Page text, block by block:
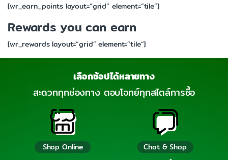
[wr_earn_points layout=”grid” element=”tile”]
Rewards you can earn
[wr_rewards layout=”grid” element=”tile”]
เลือกช้อปได้หลายทาง
สะดวกทุกช่องทาง ตอบโจทย์ทุกสไตล์การซื้อ
Shop Online
Chat & Shop